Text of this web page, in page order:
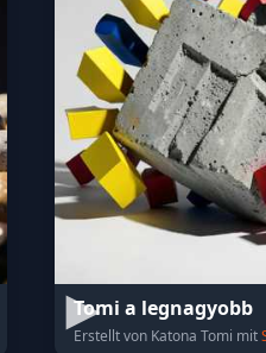
Tomi a legnagyobb
Erstellt von Katona Tomi mit